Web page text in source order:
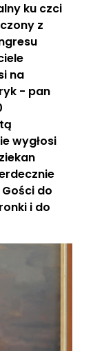
ku czci
z
na
- pan
wygłosi
do
i do